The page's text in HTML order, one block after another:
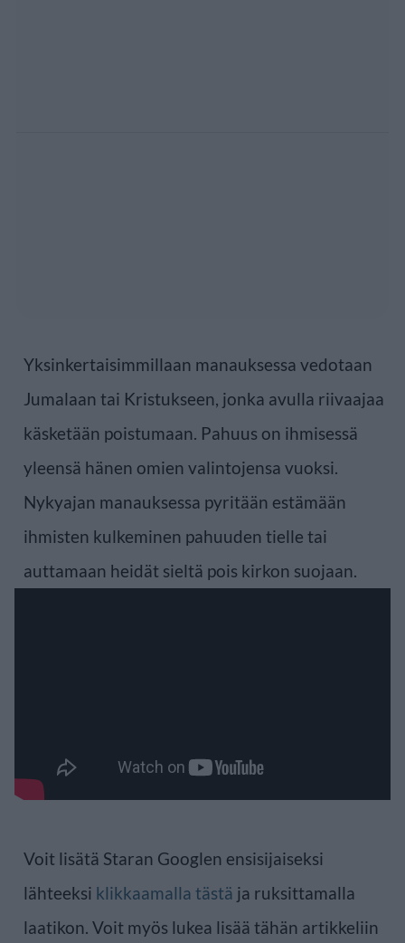
Yksinkertaisimmillaan manauksessa vedotaan
Jumalaan tai Kristukseen, jonka avulla riivaajaa
käsketään poistumaan. Pahuus on ihmisessä
yleensä hänen omien valintojensa vuoksi.
Nykyajan manauksessa pyritään estämään
ihmisten kulkeminen pahuuden tielle tai
auttamaan heidät sieltä pois kirkon suojaan.
Voit lisätä Staran Googlen ensisijaiseksi
lähteeksi klikkaamalla tästä ja ruksittamalla
laatikon. Voit myös lukea lisää tähän artikkeliin